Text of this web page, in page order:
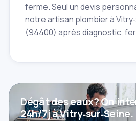
ferme. Seul un devis
notre artisan plombier à
(94400) après diagnostic,
Dégât des eaux? On
24h/7j à Vitry‑sur‑Seine.